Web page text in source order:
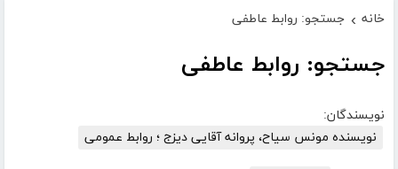
خانه › جستجو: روابط عاطفی
جستجو: روابط عاطفی
نویسندگان:
نویسنده مونس سیاح، پروانه آقایی دیزج ؛ روابط عمومی